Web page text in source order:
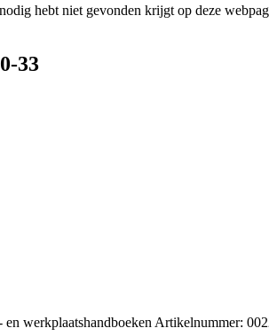
hebt niet gevonden krijgt op deze
33
werkplaatshandboeken Artikelnummer: